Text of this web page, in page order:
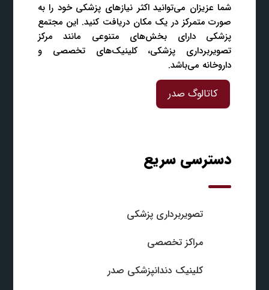
شما عزیزان می‌توانید اکثر نیازهای پزشکی خود را به
صورت متمرکز در یک مکان دریافت کنید. این مجتمع
پزشکی دارای بخش‌های متنوعی مانند مرکز
تصویربرداری پزشکی، کلینیک‌های تخصصی و
داروخانه می‌باشد.
کاتالوگ صدر
دسترسی سریع
تصویربرداری پزشکی
مراکز تخصصی
کلینیک دندانپزشکی صدر